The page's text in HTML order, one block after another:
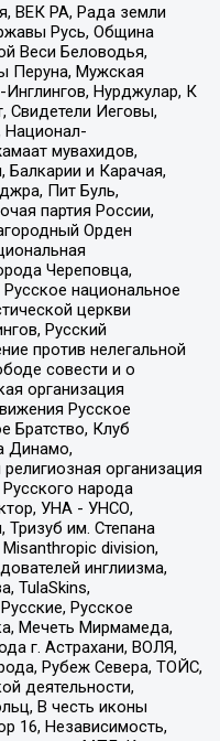
ВЕК РА, Рада земли
Русь, Община
Веси Беловодья,
Перуна, Мужская
Нурджулар, К
Свидетели Иеговы,
Национал-
мувахидов,
и Карачая,
Пит Буль,
партия России,
Орден
Череповца,
национальное
церкви
Русский
против нелегальной
совести и о
организация
Русское
Братство, Клуб
Динамо,
организация
народа
УНА - УНСО,
Тризуб им. Степана
division,
инглиизма,
TulaSkins,
Русское
Мечеть Мирмамеда,
г. Астрахани, ВОЛЯ,
Рубеж Севера, ТОЙС,
деятельности,
В честь иконы
16, Независимость,